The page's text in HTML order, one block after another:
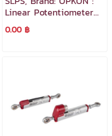
Linear Potentiometer
Spring Return, Slim
Body Series
0.00 ฿